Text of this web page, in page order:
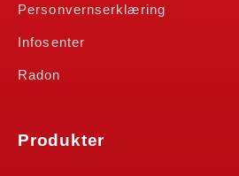
Personvernserklæring
Infosenter
Radon
Produkter